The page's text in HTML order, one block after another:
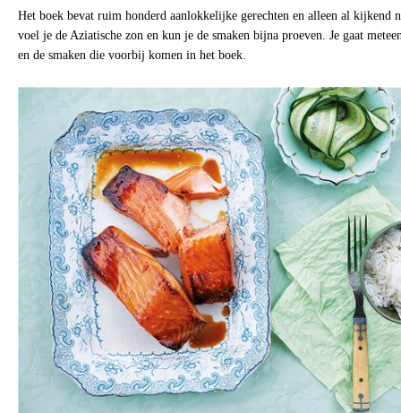
Het boek bevat ruim honderd aanlokkelijke gerechten en alleen al kijkend
voel je de Aziatische zon en kun je de smaken bijna proeven. Je gaat
en de smaken die voorbij komen in het boek.